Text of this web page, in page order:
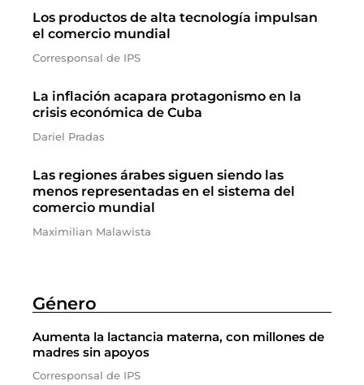
Los productos de alta tecnología impulsan
el comercio mundial
Corresponsal de IPS
La inflación acapara protagonismo en la
crisis económica de Cuba
Dariel Pradas
Las regiones árabes siguen siendo las
menos representadas en el sistema del
comercio mundial
Maximilian Malawista
Género
Aumenta la lactancia materna, con millones de
madres sin apoyos
Corresponsal de IPS